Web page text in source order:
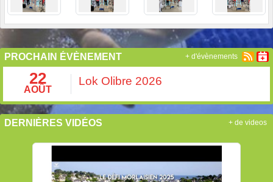
PROCHAIN ÉVÈNEMENT
22
AOÛT
Lok Olibre 2026
+ d'évènements
DERNIÈRES VIDÉOS + de videos